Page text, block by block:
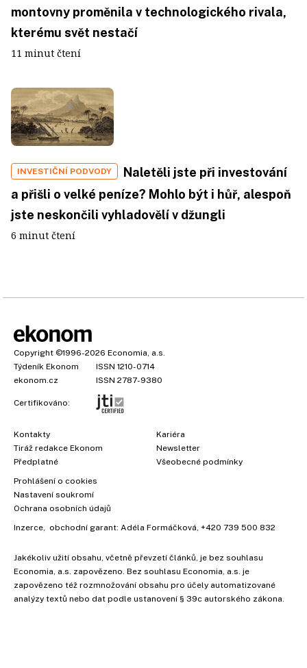
montovny proměnila v technologického rivala,
kterému svět nestačí
11 minut čtení
INVESTIČNÍ PODVODY
Naletěli jste při investování
a přišli o velké peníze? Mohlo být i hůř, alespoň
jste neskončili vyhladovělí v džungli
6 minut čtení
Copyright ©1996-2026 Economia, a.s.
Týdeník Ekonom
ISSN 1210-0714
ekonom.cz
ISSN 2787-9380
Certifikováno:
Kontakty
Tiráž redakce Ekonom
Předplatné
Kariéra
Newsletter
Všeobecné podmínky
Prohlášení o cookies
Nastavení soukromí
Ochrana osobních údajů
Inzerce , obchodní garant: Adéla Formáčková +420 739 500 832
Jakékoliv užití obsahu, včetně převzetí článků, je bez souhlasu
Economia, a.s. zapovězeno. Bez souhlasu Economia, a.s. je
zapovězeno též rozmnožování obsahu pro účely automatizované
analýzy textů nebo dat podle ustanovení § 39c autorského zákona.